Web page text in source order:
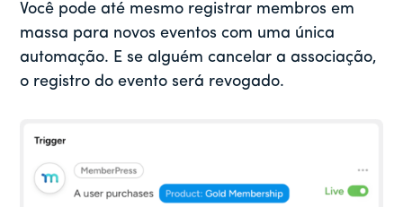
Você pode até mesmo registrar membros em
massa para novos eventos com uma única
automação. E se alguém cancelar a associação,
o registro do evento será revogado.